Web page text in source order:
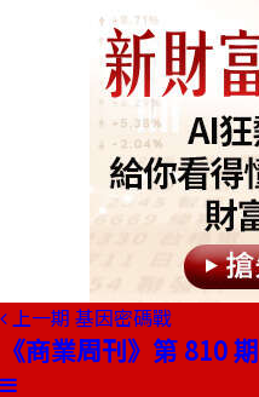
上一期 基因密碼戰
《商業周刊》第 810 期